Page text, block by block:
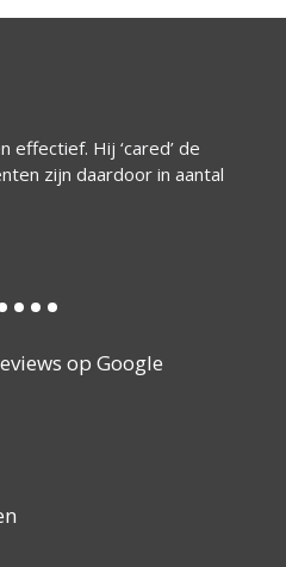
Hij ‘cared’ de
zijn daardoor in aantal
op Google